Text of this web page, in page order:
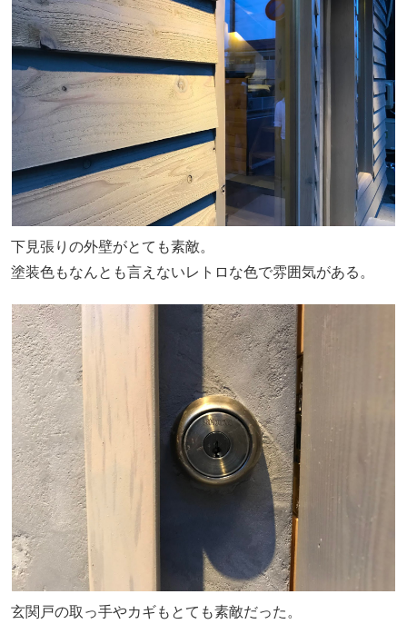
下見張りの外壁がとても素敵。
塗装色もなんとも言えないレトロな色で雰囲気がある。
玄関戸の取っ手やカギもとても素敵だった。